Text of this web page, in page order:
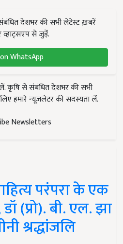
देशभर की सभी लेटेस्ट ख़बरें
व्हाट्सएप से जुड़ें.
WhatsApp
कृषि से संबंधित देशभर की सभी
हमारे न्यूज़लेटर की सदस्यता लें.
Newsletters
परंपरा के एक
(प्रो). बी. एल. झा
श्रद्धांजलि